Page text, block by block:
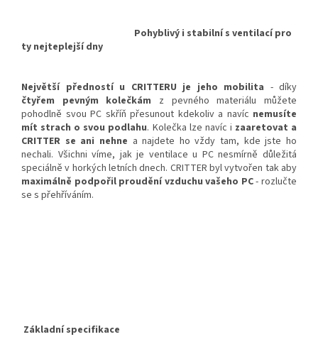
Pohyblivý i stabilní s ventilací pro
ty nejteplejší dny
Největší předností u CRITTERU je jeho mobilita - díky
čtyřem pevným kolečkám z pevného materiálu můžete
pohodlně svou PC skříň přesunout kdekoliv a navíc nemusíte
mít strach o svou podlahu. Kolečka lze navíc i zaaretovat a
CRITTER se ani nehne a najdete ho vždy tam, kde jste ho
nechali. Všichni víme, jak je ventilace u PC nesmírně důležitá
speciálně v horkých letních dnech. CRITTER byl vytvořen tak aby
maximálně podpořil proudění vzduchu vašeho PC- rozlučte
se s přehříváním.
Základní specifikace